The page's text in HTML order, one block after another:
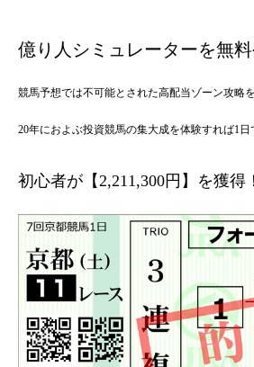
億り人シミュレーターを無料
競馬予想では不可能とされた高配当ゾーン攻略
20年におよぶ投資競馬の集大成を体験すれば1日
初心者が【2,211,300円】を獲得！